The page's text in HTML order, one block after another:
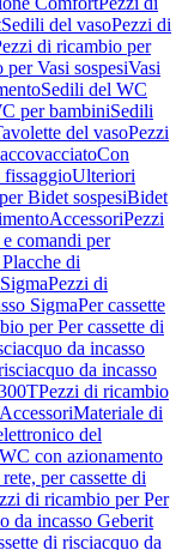
Sedili del vasoPezzi di
di ricambio per
Vasi sospesiVasi
Sedili del WC
per bambiniSedili
del vasoPezzi
Con
Ulteriori
Bidet sospesiBidet
AccessoriPezzi
comandi per
di
Pezzi di
SigmaPer cassette
per Per cassette di
da incasso
da incasso
Pezzi di ricambio
AccessoriMateriale di
del
con azionamento
per cassette di
di ricambio per Per
da incasso Geberit
di risciacquo da